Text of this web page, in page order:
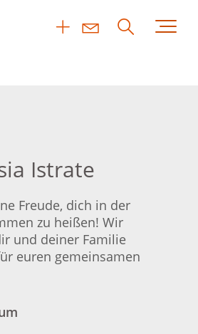
Istrate
Freude, dich in der
zu heißen! Wir
und deiner Familie
euren gemeinsamen